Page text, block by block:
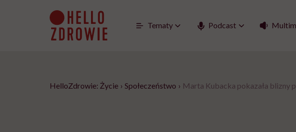
Tematy Podcast
HelloZdrowie: Życie › Społeczeństwo › Marta Kubacka pokazała blizny